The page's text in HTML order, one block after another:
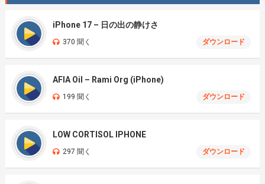
iPhone 17 – 日の出の静けさ
370 聞く ダウンロード
AFIA Oil – Rami Org (iPhone)
199 聞く ダウンロード
LOW CORTISOL IPHONE
297 聞く ダウンロード